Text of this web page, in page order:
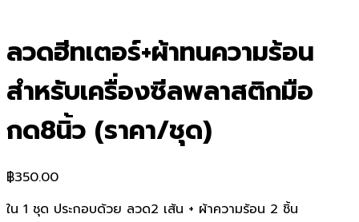
ลวดฮีทเตอร์+ผ้าทนความร้อน
สำหรับเครื่องซีลพลาสติกมือ
กด8นิ้ว (ราคา/ชุด)
฿350.00
ใน 1 ชุด ประกอบด้วย ลวด2 เส้น + ผ้าความร้อน 2 ชิ้น